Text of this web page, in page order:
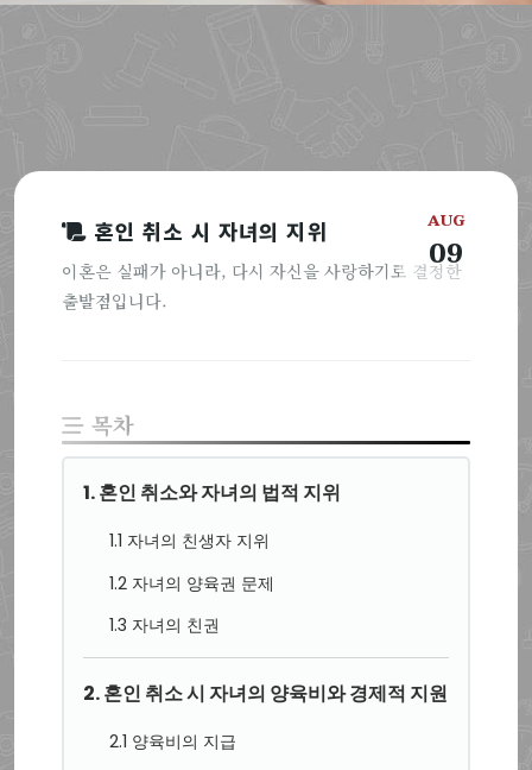
AUG
09
혼인 취소 시 자녀의 지위
이혼은 실패가 아니라, 다시 자신을 사랑하기로 결정한
출발점입니다.
목차
1. 혼인 취소와 자녀의 법적 지위
1.1 자녀의 친생자 지위
1.2 자녀의 양육권 문제
1.3 자녀의 친권
2. 혼인 취소 시 자녀의 양육비와 경제적 지원
2.1 양육비의 지급